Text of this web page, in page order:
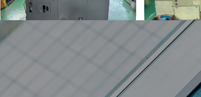
年 式2008 年 式1989